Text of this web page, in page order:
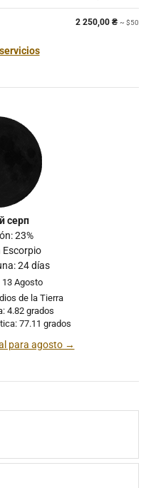
2 250,00 ₴ ~ $50
серп
23%
Escorpio
24 días
13 Agosto
de la Tierra
4.82 grados
77.11 grados
para agosto →